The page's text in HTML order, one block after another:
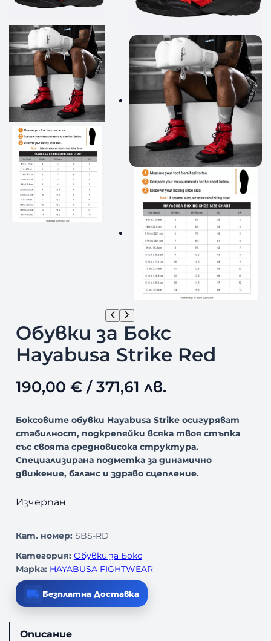
Обувки за Бокс
Hayabusa Strike Red
190,00 €/ 371,61 лв.
Боксовите обувки Hayabusa Strike осигуряват
стабилност, подкрепяйки всяка твоя стъпка
със своята средновисока структура.
Специализирана подметка за динамично
движение, баланс и здраво сцепление.
Изчерпан
Кат. номер: SBS-RD
Категория: Обувки за Бокс
Марка: HAYABUSA FIGHTWEAR
Безплатна Доставка
Описание